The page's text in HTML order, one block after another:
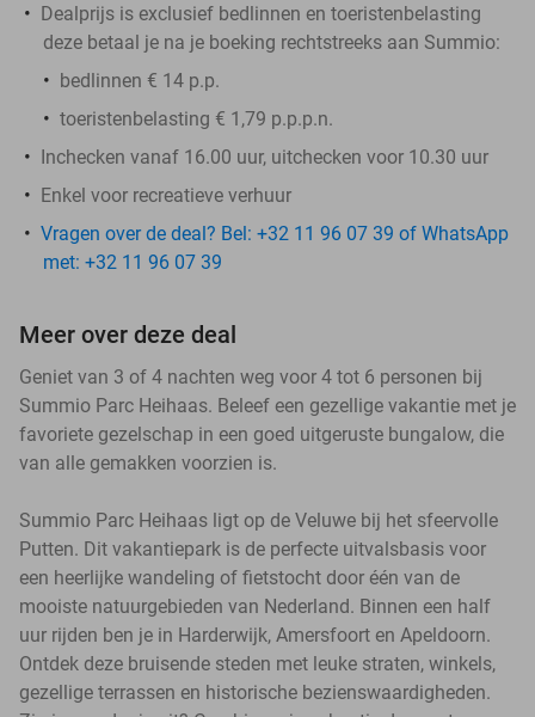
Dealprijs is exclusief bedlinnen en toeristenbelasting
deze betaal je na je boeking rechtstreeks aan Summio:
bedlinnen € 14 p.p.
toeristenbelasting € 1,79 p.p.p.n.
Inchecken vanaf 16.00 uur, uitchecken voor 10.30 uur
Enkel voor recreatieve verhuur
Vragen over de deal? Bel: +32 11 96 07 39 of WhatsApp
met: +32 11 96 07 39
Meer over deze deal
Geniet van 3 of 4 nachten weg voor 4 tot 6 personen bij
Summio Parc Heihaas. Beleef een gezellige vakantie met je
favoriete gezelschap in een goed uitgeruste bungalow, die
van alle gemakken voorzien is.
Summio Parc Heihaas ligt op de Veluwe bij het sfeervolle
Putten. Dit vakantiepark is de perfecte uitvalsbasis voor
een heerlijke wandeling of fietstocht door één van de
mooiste natuurgebieden van Nederland. Binnen een half
uur rijden ben je in Harderwijk, Amersfoort en Apeldoorn.
Ontdek deze bruisende steden met leuke straten, winkels,
gezellige terrassen en historische bezienswaardigheden.